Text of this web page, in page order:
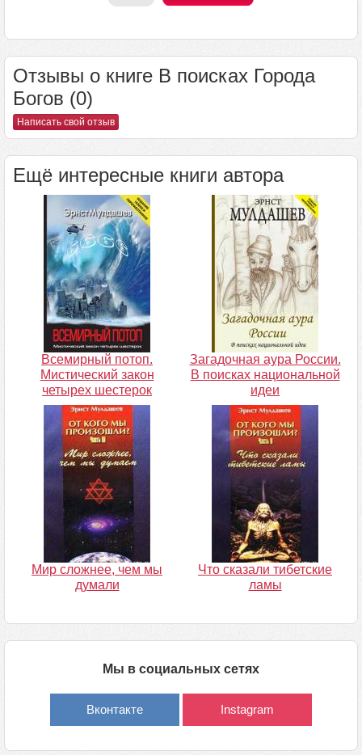
Отзывы о книге В поисках Города
Богов (0)
Написать свой отзыв
Ещё интересные книги автора
Всемирный потоп.
Мистический закон
четырех шестерок
Загадочная аура России.
В поисках национальной
идеи
Мир сложнее, чем мы
думали
Что сказали тибетские
ламы
Мы в социальных сетях
Вконтакте Instagram